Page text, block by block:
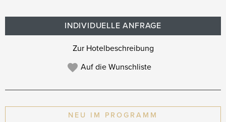
INDIVIDUELLE ANFRAGE
Zur Hotelbeschreibung
Auf die Wunschliste
NEU IM PROGRAMM